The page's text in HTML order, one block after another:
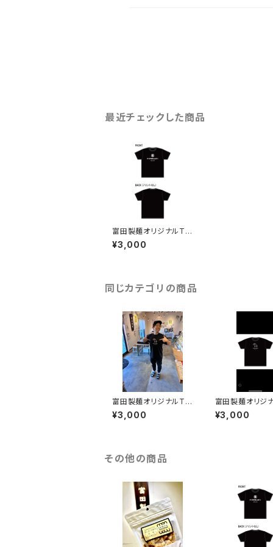
最近チェックした商品
富田製麺オリジナルTシ
ャツ2
¥3,000
同じカテゴリの商品
富田製麺オリジナルTシ
ャツ3
¥3,000
富田製麺オリジ
ャツ
¥3,000
その他の商品